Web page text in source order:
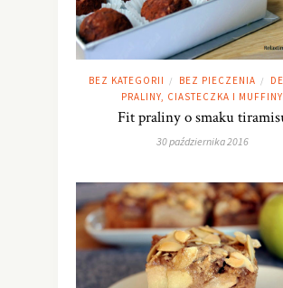
BEZ KATEGORII / BEZ PIECZENIA /
PRALINY, CIASTECZKA I MUFFINY
Fit praliny o smaku
30 października 2016